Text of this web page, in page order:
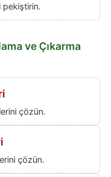
pekiştirin.
ve Çıkarma
çözün.
çözün.